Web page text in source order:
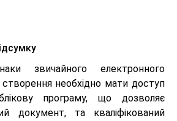
звичайного електронного
необхідно мати доступ
програму, що дозволяє
документ, та кваліфікований